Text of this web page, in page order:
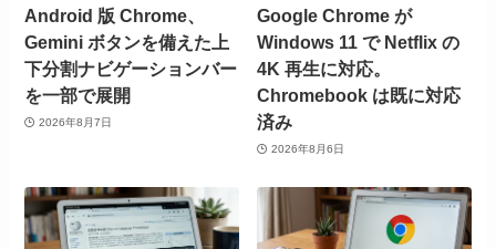
Android 版 Chrome、
Gemini ボタンを備えた上
下分割ナビゲーションバー
を一部で展開
2026年8月7日
Google Chrome が
Windows 11 で Netflix の
4K 再生に対応。
Chromebook は既に対応
済み
2026年8月6日